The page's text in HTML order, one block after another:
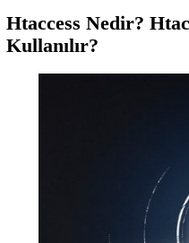
Htaccess Nedir?
Kullanılır?
Htaccess Nedir?
Htaccess Nedir?